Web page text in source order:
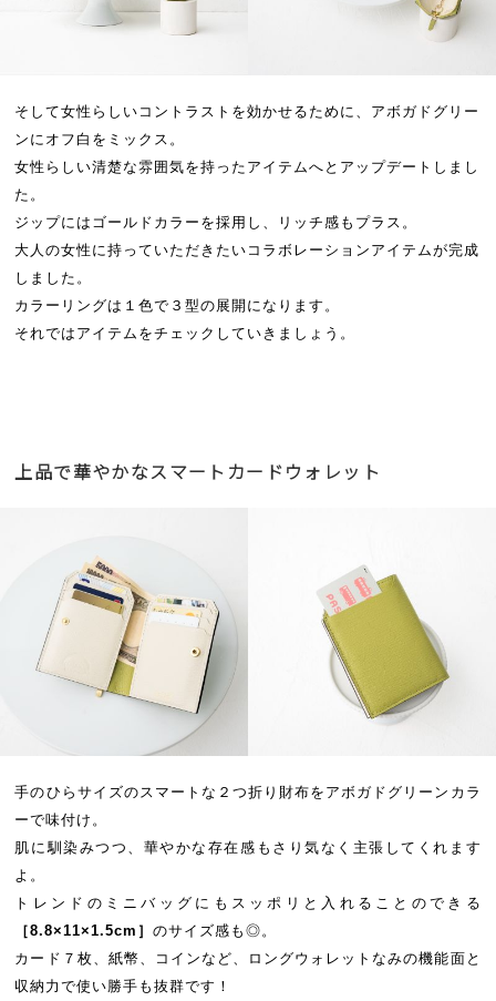
そして女性らしいコントラストを効かせるために、アボガドグリー
ンにオフ白をミックス。
女性らしい清楚な雰囲気を持ったアイテムへとアップデートしまし
た。
ジップにはゴールドカラーを採用し、リッチ感もプラス。
大人の女性に持っていただきたいコラボレーションアイテムが完成
しました。
カラーリングは１色で３型の展開になります。
それではアイテムをチェックしていきましょう。
上品で華やかなスマートカードウォレット
手のひらサイズのスマートな２つ折り財布をアボガドグリーンカラ
ーで味付け。
肌に馴染みつつ、華やかな存在感もさり気なく主張してくれます
よ。
トレンドのミニバッグにもスッポリと入れることのできる
［8.8×11×1.5cm］のサイズ感も◎。
カード７枚、紙幣、コインなど、ロングウォレットなみの機能面と
収納力で使い勝手も抜群です！